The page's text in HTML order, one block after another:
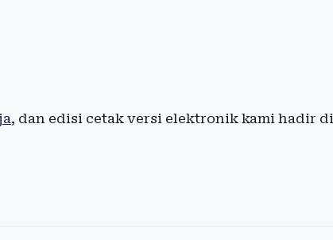
, dan edisi cetak versi elektronik kami hadir di